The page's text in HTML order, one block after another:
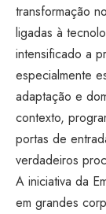
transformação
ligadas à
intensificado a
especialmente
adaptação e
contexto,
portas de
verdadeiros
A iniciativa da
em grandes